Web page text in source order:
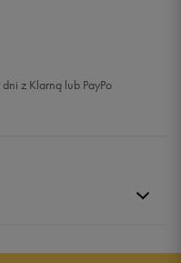
z Klarną lub PayPo